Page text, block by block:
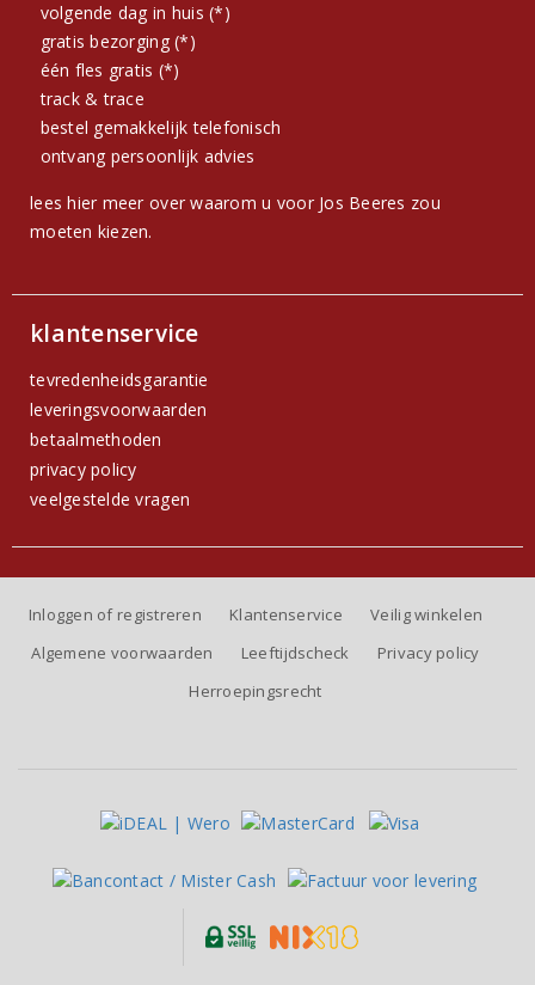
volgende dag in huis (*)
gratis bezorging (*)
één fles gratis (*)
track & trace
bestel gemakkelijk telefonisch
ontvang persoonlijk advies
lees hier meer over waarom u voor Jos Beeres zou
moeten kiezen.
klantenservice
tevredenheidsgarantie
leveringsvoorwaarden
betaalmethoden
privacy policy
veelgestelde vragen
Inloggen of registreren Klantenservice
Veilig winkelen
Algemene voorwaarden
Leeftijdscheck
Privacy policy
Herroepingsrecht